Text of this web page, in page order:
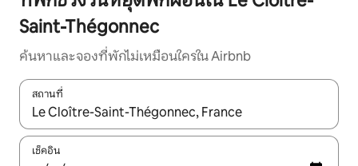
Saint-Thégonnec
ค้นหาและจองที่พักไม่เหมือนใครใน Airbnb
สถานที่
ใช้ลูกศรขึ้นลง หรือใช้การสัมผัสหรือปัด เพื่อสำรวจผลการค้นหา
เช็คอิน